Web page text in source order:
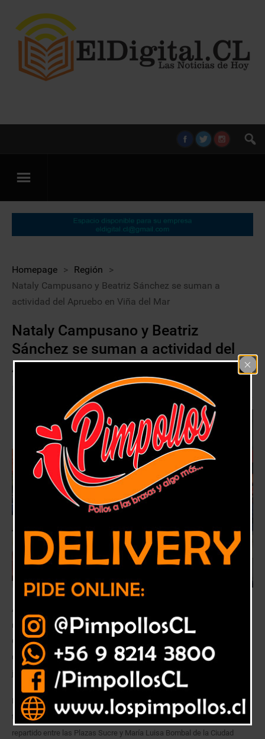
Homepage > Región
>
Nataly Campusano y Beatriz Sánchez se suman a
actividad del Apruebo en Viña del Mar
Nataly Campusano y Beatriz
Sánchez se suman a actividad del
Apruebo en Viña del Mar
Región
A tan solo 24 horas del término de la campaña por el Plebiscito por una
nueva constitución, precandidatos a la alcaldía de Viña del Mar y a la
Gobernación Regional por el Frente Amplio, se sumaron a una de las
últimas actividades organizadas por el comando “Que Chile Decida”,
junto a su vocera nacional, Beatriz Sánchez.
En la instancia, los asistentes entregaron material informativo a
transeúntes por las opciones del Apruebo y Convención Constitucional,
repartido entre las Plazas Sucre y María Luisa Bombal de la Ciudad